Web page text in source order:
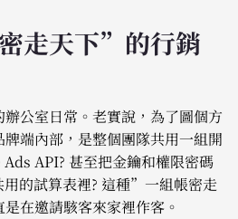
走天下”的行銷
公室日常。老實說，為了圖個方
端內部，是整個團隊共用一組開
API? 甚至把金鑰和權限密碼
的試算表裡? 這種”一組帳密走
在邀請駭客來家裡作客。